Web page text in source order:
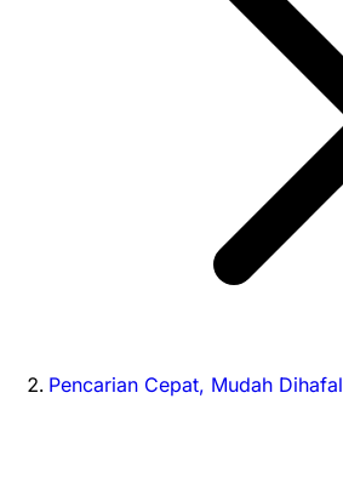
Pencarian Cepat, Mudah Dihafal